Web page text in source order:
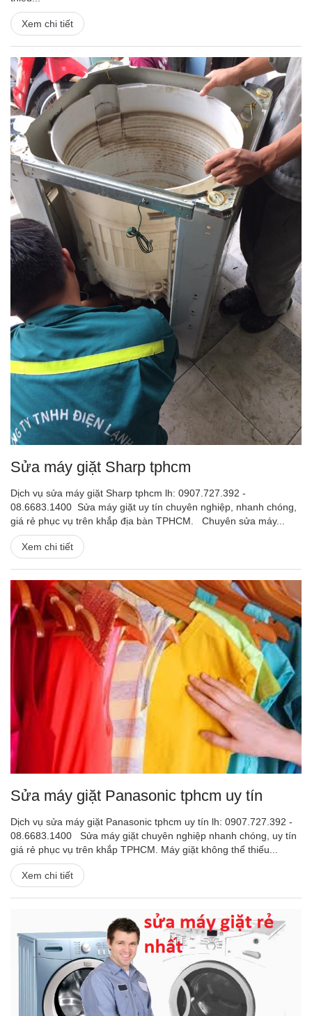
Xem chi tiết
Sửa máy giặt Sharp tphcm
Dịch vụ sửa máy giặt Sharp tphcm lh: 0907.727.392 -
08.6683.1400 Sửa máy giặt uy tín chuyên nghiệp, nhanh chóng,
giá rẻ phục vụ trên khắp địa bàn TPHCM. Chuyên sửa máy...
Xem chi tiết
Sửa máy giặt Panasonic tphcm uy tín
Dịch vụ sửa máy giặt Panasonic tphcm uy tín lh: 0907.727.392 -
08.6683.1400 Sửa máy giặt chuyên nghiệp nhanh chóng, uy tín
giá rẻ phục vụ trên khắp TPHCM. Máy giặt không thể thiếu...
Xem chi tiết